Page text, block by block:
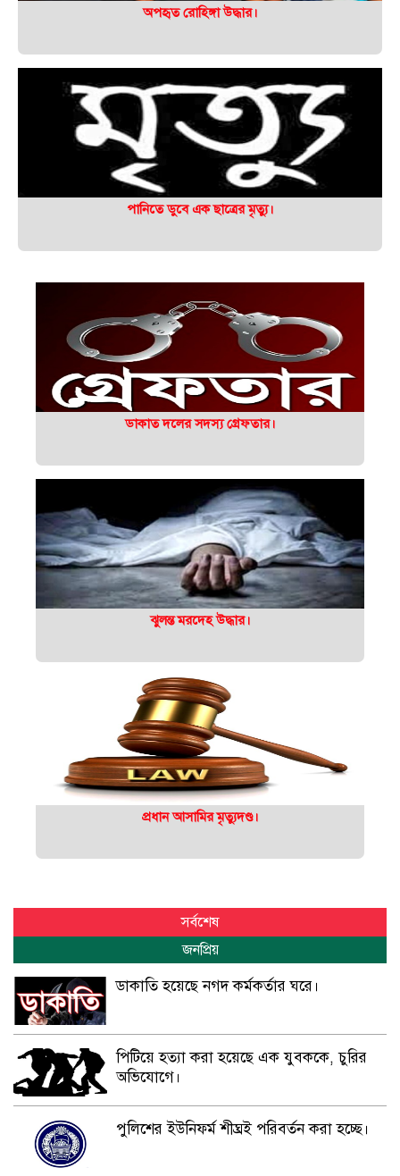
অপহৃত রোহিঙ্গা উদ্ধার।
পানিতে ডুবে এক ছাত্রের মৃত্যু।
ডাকাত দলের সদস্য গ্রেফতার।
ঝুলন্ত মরদেহ উদ্ধার।
প্রধান আসামির মৃত্যুদণ্ড।
সর্বশেষ
জনপ্রিয়
ডাকাতি হয়েছে নগদ কর্মকর্তার ঘরে।
পিটিয়ে হত্যা করা হয়েছে এক যুবককে, চুরির
অভিযোগে।
পুলিশের ইউনিফর্ম শীঘ্রই পরিবর্তন করা হচ্ছে।